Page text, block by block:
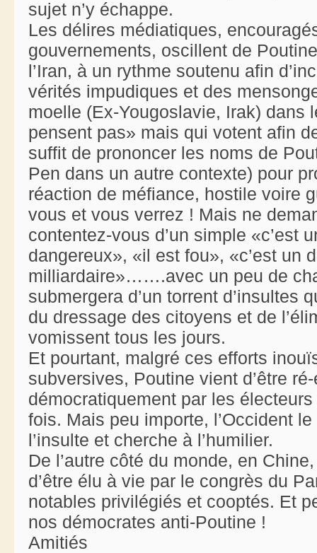
sujet n’y échappe.
Les délires médiatiques,
gouvernements, oscillent de
l’Iran, à un rythme soutenu afin
vérités impudiques et des
moelle (Ex-Yougoslavie, Irak) dans
pensent pas» mais qui votent afin
suffit de prononcer les noms de
Pen dans un autre contexte) pour
réaction de méfiance, hostile voire
vous et vous verrez ! Mais ne
contentez-vous d’un simple «c’est
dangereux», «il est fou», «c’est un
milliardaire»…….avec un peu de
submergera d’un torrent d’insultes
du dressage des citoyens et de
vomissent tous les jours.
Et pourtant, malgré ces efforts
subversives, Poutine vient d’être
démocratiquement par les
fois. Mais peu importe, l’Occident
l’insulte et cherche à l’humilier.
De l’autre côté du monde, en
d’être élu à vie par le congrès du
notables privilégiés et cooptés. Et
nos démocrates anti-Poutine !
Amitiés